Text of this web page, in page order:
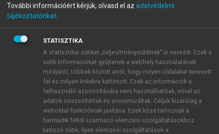
6.2. Az IAPS-képek által
kiváltott érzelmi állapotok
értékelése
Az IAPS-képek érzelemkiváltó értékének mérésére
Margaret Bradley és Peter Lang (1994)
kifejlesztette a Self-Assessment Manikin (SAM)
nevű nem verbális értékelési eljárást. Magyar
nyelvre történő adaptálásához a Sajátérzés Mutató
(SAMU) elnevezést javasoljuk. Az eljárás során a
További információért kérjük, olvasd el az adatvédelmi
tájékoztatónkat.
STATISZTIKA
A statisztikai sütiket „teljesítménysütiknek” is nevezik. Ezek a
sütik információkat gyűjtenek a webhely használatának
módjáról, többek között arról, hogy milyen oldalakat keresett
fel és milyen linkekre kattintott. Ezek az információk a
felhasználó azonosítására nem használhatóak, mivel az
adatok összesítettek és anonimizáltak. Céljuk kizárólag a
weboldal funkcióinak javítása. Ezek közé tartoznak a
harmadik féltől származó elemzési szolgáltatásokhoz
tartozó sütik; ilyen elemzési szolgáltatások a